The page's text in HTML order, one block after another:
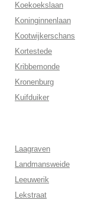
Koekoekslaan
Koninginnenlaan
Kootwijkerschans
Kortestede
Kribbemonde
Kronenburg
Kuifduiker
Laagraven
Landmansweide
Leeuwerik
Lekstraat